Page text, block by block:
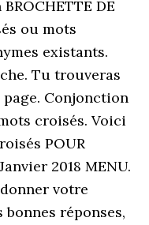
DE
ou mots
existants.
Tu trouveras
Conjonction
croisés. Voici
POUR
2018 MENU.
votre
réponses,